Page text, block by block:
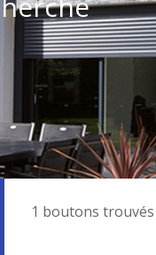
1 boutons trouvés